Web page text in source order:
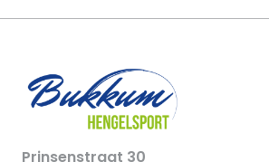
Prinsenstraat 30